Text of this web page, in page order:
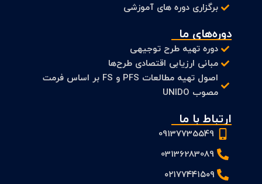
برگزاری دوره های آموزشی
دوره‌های ما
دوره تهیه طرح توجیهی
مبانی ارزیابی اقتصادی طرح‌ها
اصول تهیه مطالعات PFS و FS بر اساس فرمت
مصوب UNIDO
ارتباط با ما
09137735549
03136283089
۰۲۱۷۷۴۴۱۵۰۹